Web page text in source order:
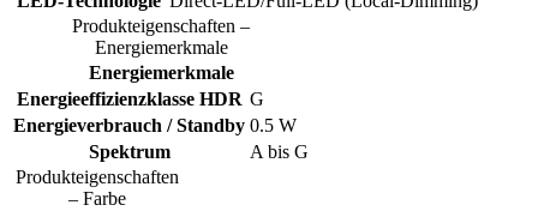
Produkteigenschaften –
Energiemerkmale
Energiemerkmale
Energieeffizienzklasse HDR G
Energieverbrauch / Standby 0.5 W
Spektrum
A bis G
Produkteigenschaften
– Farbe